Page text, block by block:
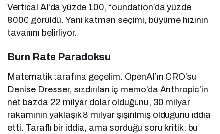
Vertical AI’da yüzde 100, foundation’da yüzde
8000 görüldü. Yani katman seçimi, büyüme hızının
tavanını belirliyor.
Burn Rate Paradoksu
Matematik tarafına geçelim. OpenAI’ın CRO’su
Denise Dresser, sızdırılan iç memo’da Anthropic’in
net bazda 22 milyar dolar olduğunu, 30 milyar
rakamının yaklaşık 8 milyar şişirilmiş olduğunu iddia
etti. Taraflı bir iddia, ama sorduğu soru kritik: bu